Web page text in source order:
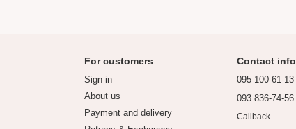
For customers
Sign in
About us
Payment and delivery
Contact info
095 100-61-13
093 836-74-56
Callback